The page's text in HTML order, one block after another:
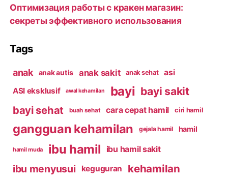
Оптимизация работы с кракен магазин:
секреты эффективного использования
Tags
anak anak autis anak sakit anak sehat
asi
ASI eksklusif
awal kehamilan bayi bayi sakit
bayi sehat buah sehat cara cepat hamil ciri hamil
gangguan kehamilan gejala hamil hamil
hamil muda ibu hamil ibu hamil sakit
ibu menyusui keguguran kehamilan